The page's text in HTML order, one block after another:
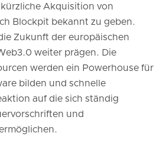
Akquisition von
Blockpit bekannt zu geben.
Zukunft der europäischen
weiter prägen. Die
werden ein Powerhouse für
bilden und schnelle
auf die sich ständig
und